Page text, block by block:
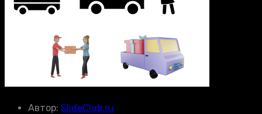
Автор: SlideClub.ru